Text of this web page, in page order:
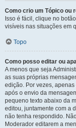
Como crio um Tópico ou
Isso é fácil, clique no
visíveis nas situações em
Topo
Como posso editar ou
A menos que seja
as suas próprias
edição. Por vezes,
após o envio da
pequeno texto abaixo da
editou, juntamente com a
não tenha respondido.
Moderador editarem a